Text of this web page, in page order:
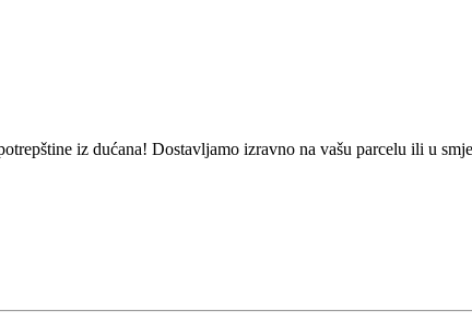
iz dućana! Dostavljamo izravno na vašu parcelu ili u